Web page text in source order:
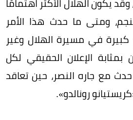
ومتى ما حدث هذا الأمر
في مسيرة الهلال وغير
الإعلان الحقيقي لكل
حدث مع جاره النصر، حين تعاقد
رونالدو».